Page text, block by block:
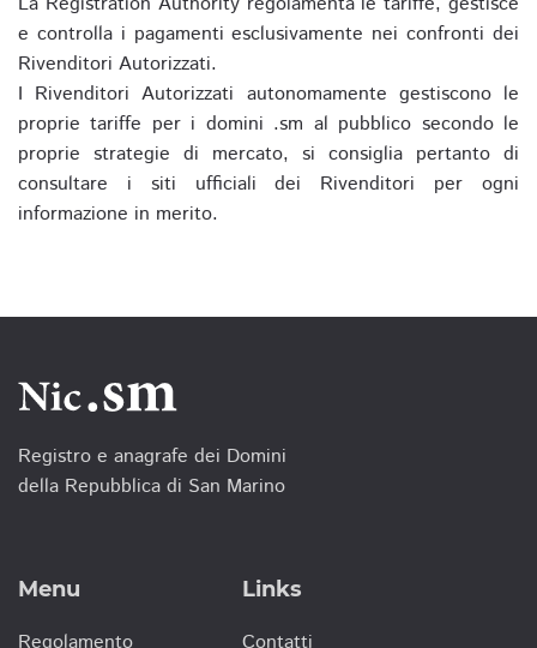
e controlla i pagamenti esclusivamente nei confronti dei
Rivenditori Autorizzati.
I Rivenditori Autorizzati autonomamente gestiscono le
proprie tariffe per i domini .sm al pubblico secondo le
proprie strategie di mercato, si consiglia pertanto di
consultare i siti ufficiali dei Rivenditori per ogni
informazione in merito.
Registro e anagrafe dei Domini
della Repubblica di San Marino
Menu Links